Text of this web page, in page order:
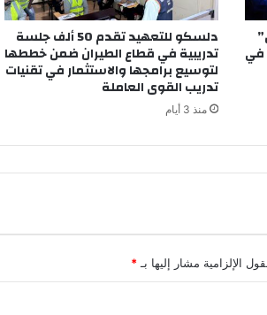
في
دلسكو للتعهيد تقدم 50 ألف جلسة
تدريبية في قطاع الطيران ضمن خططها
لتوسيع برامجها والاستثمار في تقنيات
تدريب القوى العاملة
منذ 3 أيام
الإلزامية مشار إليها بـ *